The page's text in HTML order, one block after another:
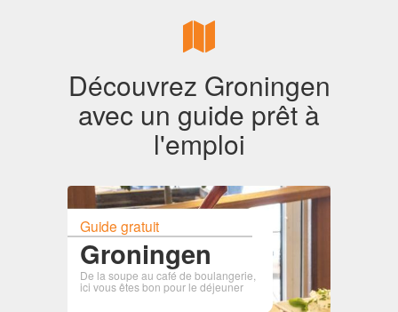
Découvrez Groningen
avec un guide prêt à
l'emploi
Guide gratuit
Groningen
De la soupe au café de boulangerie,
ici vous êtes bon pour le déjeuner